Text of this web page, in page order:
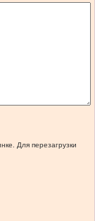
Для перезагрузки